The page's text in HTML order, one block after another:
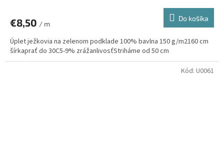
€8,50 / m
Do košíka
Úplet ježkovia na zelenom podklade 100% bavlna 150 g/m2160 cm
šírkaprať do 30C5-9% zrážanlivosťStriháme od 50 cm
Kód: U0061